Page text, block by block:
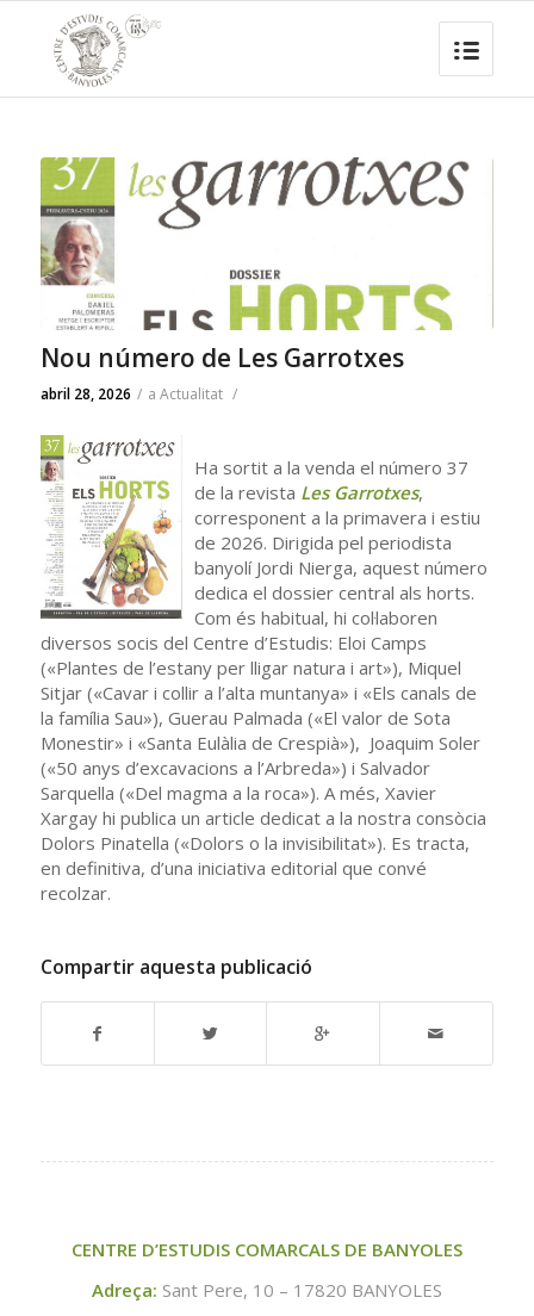
Nou número de Les Garrotxes
abril 28, 2026 / a Actualitat /
Ha sortit a la venda el número 37
de la revista Les Garrotxes,
corresponent a la primavera i estiu
de 2026. Dirigida pel periodista
banyolí Jordi Nierga, aquest número
dedica el dossier central als horts.
Com és habitual, hi col·laboren
diversos socis del Centre d’Estudis: Eloi Camps
(«Plantes de l’estany per lligar natura i art»), Miquel
Sitjar («Cavar i collir a l’alta muntanya» i «Els canals de
la família Sau»), Guerau Palmada («El valor de Sota
Monestir» i «Santa Eulàlia de Crespià»), Joaquim Soler
(«50 anys d’excavacions a l’Arbreda») i Salvador
Sarquella («Del magma a la roca»). A més, Xavier
Xargay hi publica un article dedicat a la nostra consòcia
Dolors Pinatella («Dolors o la invisibilitat»). Es tracta,
en definitiva, d’una iniciativa editorial que convé
recolzar.
Compartir aquesta publicació
CENTRE D’ESTUDIS COMARCALS DE BANYOLES
Adreça: Sant Pere, 10 – 17820 BANYOLES